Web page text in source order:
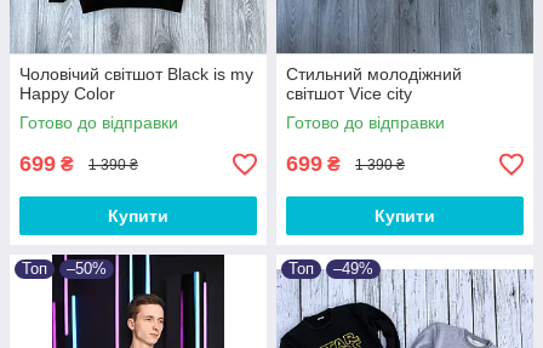
Чоловічий світшот Black is my
Happy Color
Готово до відправки
699 ₴ 1 390 ₴
Купити
Стильний молодіжний
світшот Vice city
Готово до відправки
699 ₴ 1 390 ₴
Купити
Топ –50% Топ –49%